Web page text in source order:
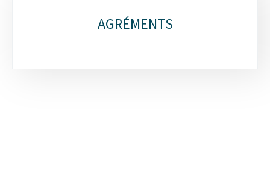
AGRÉMENTS